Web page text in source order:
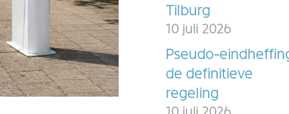
Tilburg
10 juli 2026
Pseudo-
de definitieve
regeling